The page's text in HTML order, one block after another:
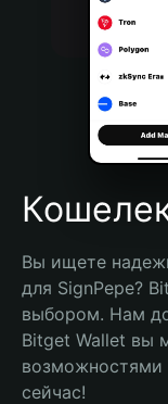
Português (Brasil)
Español (Argentina)
Вы ищете
для SignPepe?
выбором. Нам
Bitget Wallet вы
возможностями
сейчас!